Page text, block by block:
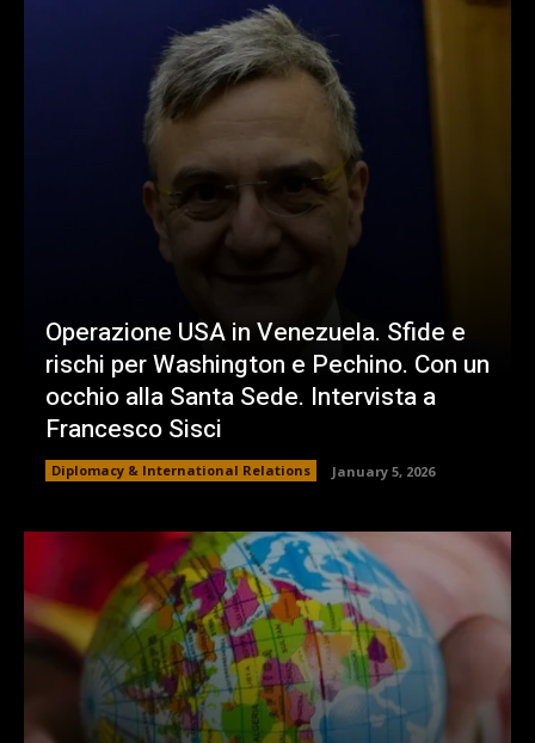
Operazione USA in Venezuela. Sfide e
rischi per Washington e Pechino. Con un
occhio alla Santa Sede. Intervista a
Francesco Sisci
Diplomacy & International Relations January 5, 2026